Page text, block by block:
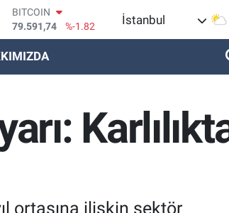
BITCOIN
79.591,74
%-1.82
DOLAR
45,43620
%0.18
G.ALTIN
6862,09000
%0.19
İstanbul
ortasına ilişkin sektör